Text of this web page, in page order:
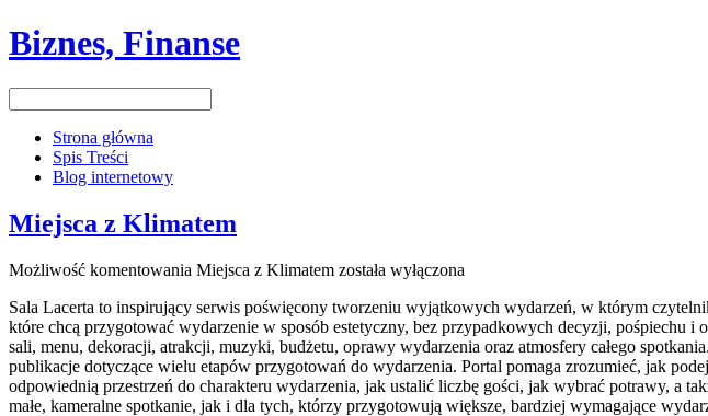
Biznes, Finanse
Strona główna
Spis Treści
Blog internetowy
Miejsca z Klimatem
Możliwość komentowania Miejsca z Klimatem została wyłączona
Sala Lacerta to inspirujący serwis poświęcony tworzeniu wyjątkowych wydarzeń, w którym
które chcą przygotować wydarzenie w sposób estetyczny, bez przypadkowych decyzji, pośpiechu
sali, menu, dekoracji, atrakcji, muzyki, budżetu, oprawy wydarzenia oraz atmosfery całego
publikacje dotyczące wielu etapów przygotowań do wydarzenia. Portal pomaga zrozumieć, jak
odpowiednią przestrzeń do charakteru wydarzenia, jak ustalić liczbę gości, jak wybrać potrawy, a
małe, kameralne spotkanie, jak i dla tych, którzy przygotowują większe, bardziej wymagające